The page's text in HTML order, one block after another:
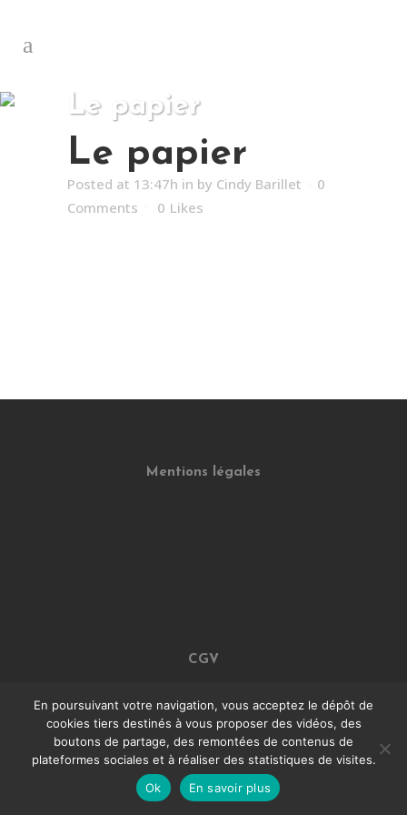
Le papier
Le papier
Posted at 13:47h in by Cindy Barillet
0
Comments
0 Likes
Mentions légales
CGV
En poursuivant votre navigation, vous acceptez le dépôt de
cookies tiers destinés à vous proposer des vidéos, des
boutons de partage, des remontées de contenus de
plateformes sociales et à réaliser des statistiques de visites.
Ok
En savoir plus